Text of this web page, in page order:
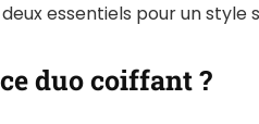
essentiels pour un
duo coiffant ?